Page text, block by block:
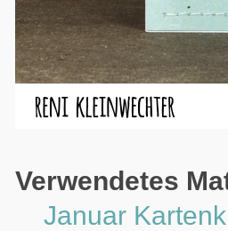
Verwendetes
Januar